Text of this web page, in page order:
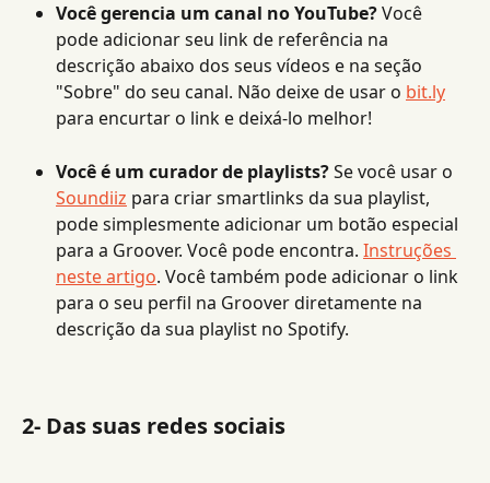
Você gerencia um canal no YouTube? Você
pode adicionar seu link de referência na
descrição abaixo dos seus vídeos e na seção
"Sobre" do seu canal. Não deixe de usar o bit.ly
para encurtar o link e deixá-lo melhor!
Você é um curador de playlists? Se você usar o
Soundiiz para criar smartlinks da sua playlist,
pode simplesmente adicionar um botão especial
para a Groover. Você pode encontra. Instruções
neste artigo. Você também pode adicionar o link
para o seu perfil na Groover diretamente na
descrição da sua playlist no Spotify.
2- Das suas redes sociais